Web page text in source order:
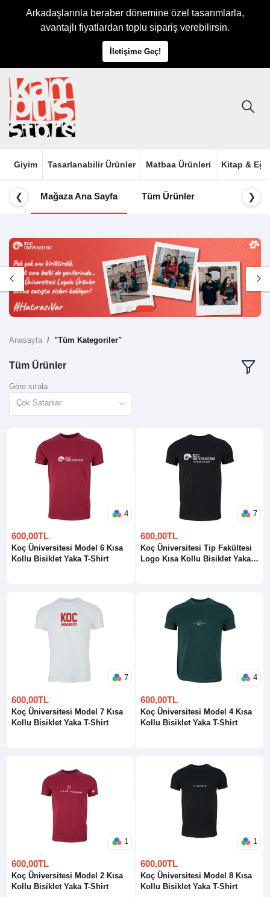
Arkadaşlarınla beraber dönemine özel tasarımlarla,
avantajlı fiyatlardan toplu sipariş verebilirsin.
İletişime Geç!
Giyim Tasarlanabilir Ürünler Matbaa Ürünleri Kitap &
❮ Mağaza Ana Sayfa Tüm Ürünler ❯
1 2 3
Anasayfa "Tüm Kategoriler"
Tüm Ürünler
Göre sırala
Çok Satanlar
4
600,00TL
Koç Üniversitesi Model 6 Kısa
Kollu Bisiklet Yaka T-Shirt
7
600,00TL
Koç Üniversitesi Tip Fakültesi
Logo Kısa Kollu Bisiklet Yaka
7
600,00TL
Koç Üniversitesi Model 7 Kısa
Kollu Bisiklet Yaka T-Shirt
4
600,00TL
Koç Üniversitesi Model 4 Kısa
Kollu Bisiklet Yaka T-Shirt
1
600,00TL
Koç Üniversitesi Model 2 Kısa
Kollu Bisiklet Yaka T-Shirt
1
600,00TL
Koç Üniversitesi Model 8 Kısa
Kollu Bisiklet Yaka T-Shirt